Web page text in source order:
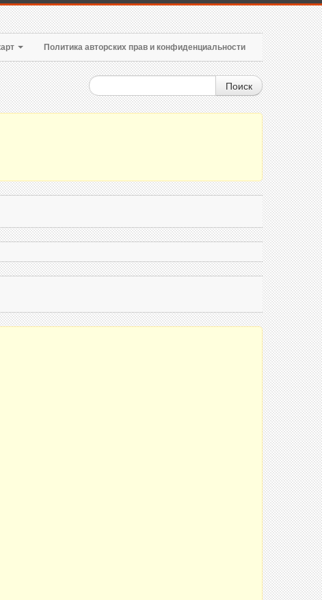
Политика авторских прав и конфиденциальности
Поиск